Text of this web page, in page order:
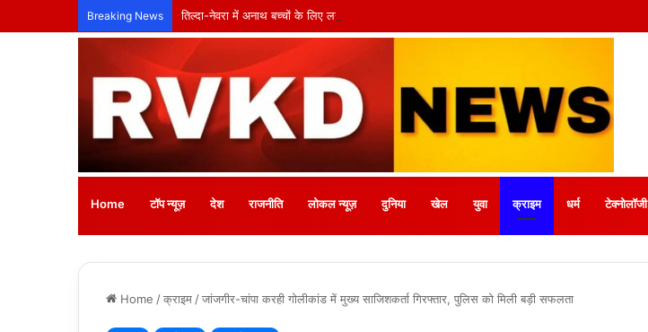
Breaking News तिल्दा-नेवरा में अनाथ बच्चों के लिए लगेगा नि:शुल्क मीना बाजार, 10 अगस्त को मुस्कानों से सजेगी खास शाम
Home टॉप न्यूज़ देश राजनीति लोकल न्यूज़ दुनिया खेल युवा क्राइम धर्म टेक्नोलॉजी
Home /क्राइम /जांजगीर-चांपा करही गोलीकांड में मुख्य साजिशकर्ता गिरफ्तार, पुलिस को मिली बड़ी सफलता